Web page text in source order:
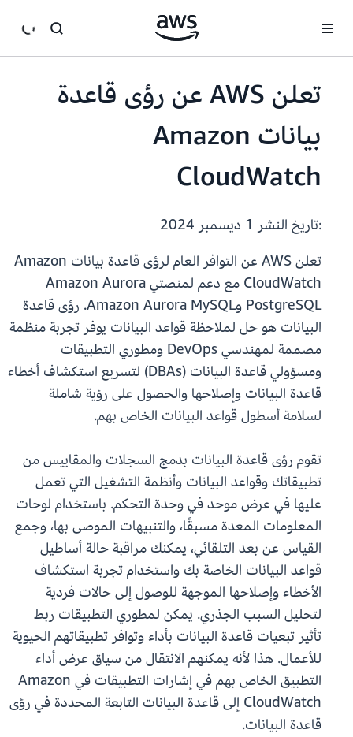
تعلن AWS عن رؤى قاعدة
بيانات Amazon
CloudWatch
:تاريخ النشر
تعلن AWS عن التوافر العام لرؤى قاعدة بيانات Amazon
CloudWatch مع دعم لمنصتي Amazon Aurora
PostgreSQL وAmazon Aurora MySQL. رؤى قاعدة
البيانات هو حل لملاحظة قواعد البيانات يوفر تجربة منظمة
مصممة لمهندسي DevOps ومطوري التطبيقات
ومسؤولي قاعدة البيانات (DBAs) لتسريع استكشاف أخطاء
قاعدة البيانات وإصلاحها والحصول على رؤية شاملة
لسلامة أسطول قواعد البيانات الخاص بهم.
تقوم رؤى قاعدة البيانات بدمج السجلات والمقاييس من
تطبيقاتك وقواعد البيانات وأنظمة التشغيل التي تعمل
عليها في عرض موحد في وحدة التحكم. باستخدام لوحات
المعلومات المعدة مسبقًا، والتنبيهات الموصى بها، وجمع
القياس عن بعد التلقائي، يمكنك مراقبة حالة أساطيل
قواعد البيانات الخاصة بك واستخدام تجربة استكشاف
الأخطاء وإصلاحها الموجهة للوصول إلى حالات فردية
لتحليل السبب الجذري. يمكن لمطوري التطبيقات ربط
تأثير تبعيات قاعدة البيانات بأداء وتوافر تطبيقاتهم الحيوية
للأعمال. هذا لأنه يمكنهم الانتقال من سياق عرض أداء
التطبيق الخاص بهم في إشارات التطبيقات في Amazon
CloudWatch إلى قاعدة البيانات التابعة المحددة في رؤى
قاعدة البيانات.